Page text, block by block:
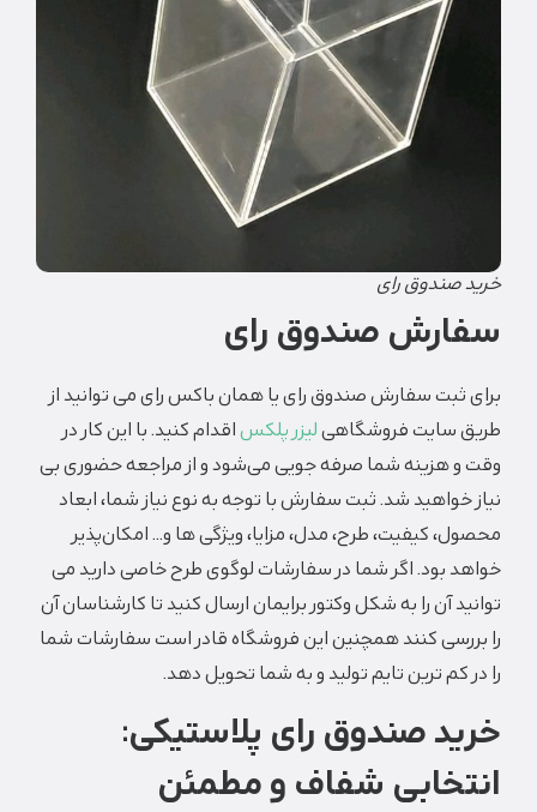
خرید صندوق رای
سفارش صندوق رای
برای ثبت سفارش صندوق رای یا همان باکس رای می ‌توانید از
طریق سایت فروشگاهیلیزر پلکساقدام کنید. با این کار در
وقت و هزینه شما صرفه‌ جویی می‌شود و از مراجعه حضوری بی
نیاز خواهید شد. ثبت سفارش با توجه به نوع نیاز شما، ابعاد
محصول، کیفیت، طرح، مدل، مزایا، ویژگی ‌ها و… امکان‌پذیر
خواهد بود. اگر شما در سفارشات لوگوی طرح خاصی دارید می
‌توانید آن را به شکل وکتور برایمان ارسال کنید تا کارشناسان آن
را بررسی کنند همچنین این فروشگاه قادر است سفارشات شما
را در کم‌ ترین تایم تولید و به شما تحویل دهد.
خرید صندوق رای پلاستیکی:
انتخابی شفاف و مطمئن